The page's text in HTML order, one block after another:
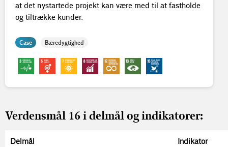
at det nystartede projekt kan være med til at fastholde
og tiltrække kunder.
Case Bæredygtighed
Verdensmål 16 i delmål og indikatorer:
Delmål Indikator